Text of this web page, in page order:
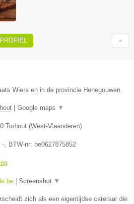
Wiers en in de provincie Henegouwen.
Google maps ▼
Torhout (West-Vlaanderen)
-, BTW-nr: be0627875852
Screenshot ▼
zich als een eigentijdse cateraar die